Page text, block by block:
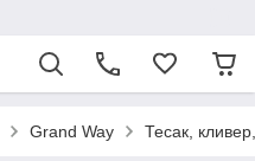
Grand Way Тесак,